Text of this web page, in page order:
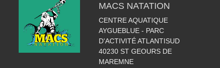
MACS NATATION
CENTRE AQUATIQUE
AYGUEBLUE - PARC
D'ACTIVITÉ ATLANTISUD
40230 ST GEOURS DE
MAREMNE